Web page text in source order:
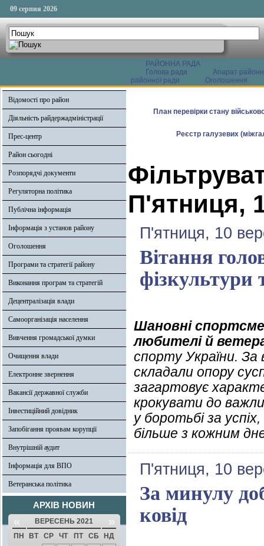
09 серпня 2026
РАЙОННА РАДА
Голова ради
Апарат
районної ради
Оголошення
Відомості про район
Діяльність райдержадміністрації
Прес-центр
Район сьогодні
Розпорядчі документи
Регуляторна політика
Публічна інформація
Інформація з установ району
Оголошення
Програми та стратегії району
Виконання програм та стратегій
Децентралізація влади
Самоорганізація населення
Вивчення громадської думки
Очищення влади
Електронне звернення
Вакансії державної служби
Інвестиційний довідник
Запобігання проявам корупції
Внутрішній аудит
Інформація для ВПО
Ветеранська політика
АРХІВ НОВИН
« ВЕРЕСЕНЬ 2021 »
ПН ВТ СР ЧТ ПТ СБ
НД
План перевірки стану
Реєстр галузевих
П'ятниця,
П'ятниця, 10
Вітання
фізкультури
Шановні
любителі й
спорту України. За
складали опору
загартовує
крокувати до
у боротьбі за
більше з кожним
П'ятниця, 10
За минулу
ковід